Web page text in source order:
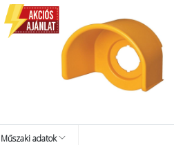
Műszaki adatok